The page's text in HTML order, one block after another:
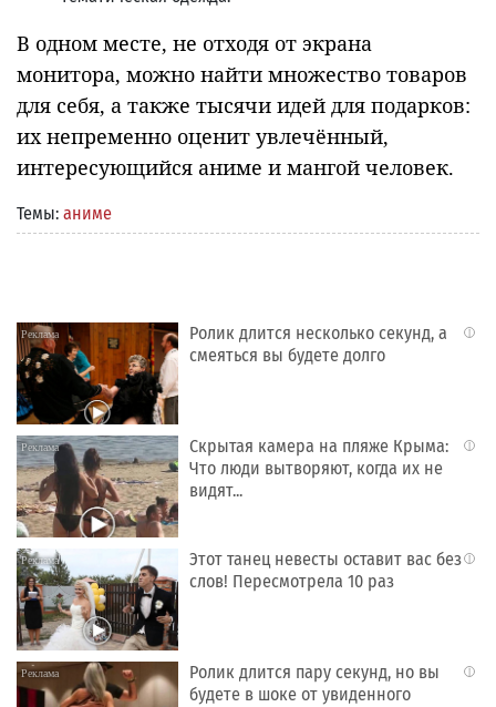
В одном месте, не отходя от экрана
монитора, можно найти множество товаров
для себя, а также тысячи идей для подарков:
их непременно оценит увлечённый,
интересующийся аниме и мангой человек.
Темы: аниме
i
Ролик длится несколько секунд, а
смеяться вы будете долго
i
Скрытая камера на пляже Крыма:
Что люди вытворяют, когда их не
видят...
i
Этот танец невесты оставит вас без
слов! Пересмотрела 10 раз
i
Ролик длится пару секунд, но вы
будете в шоке от увиденного